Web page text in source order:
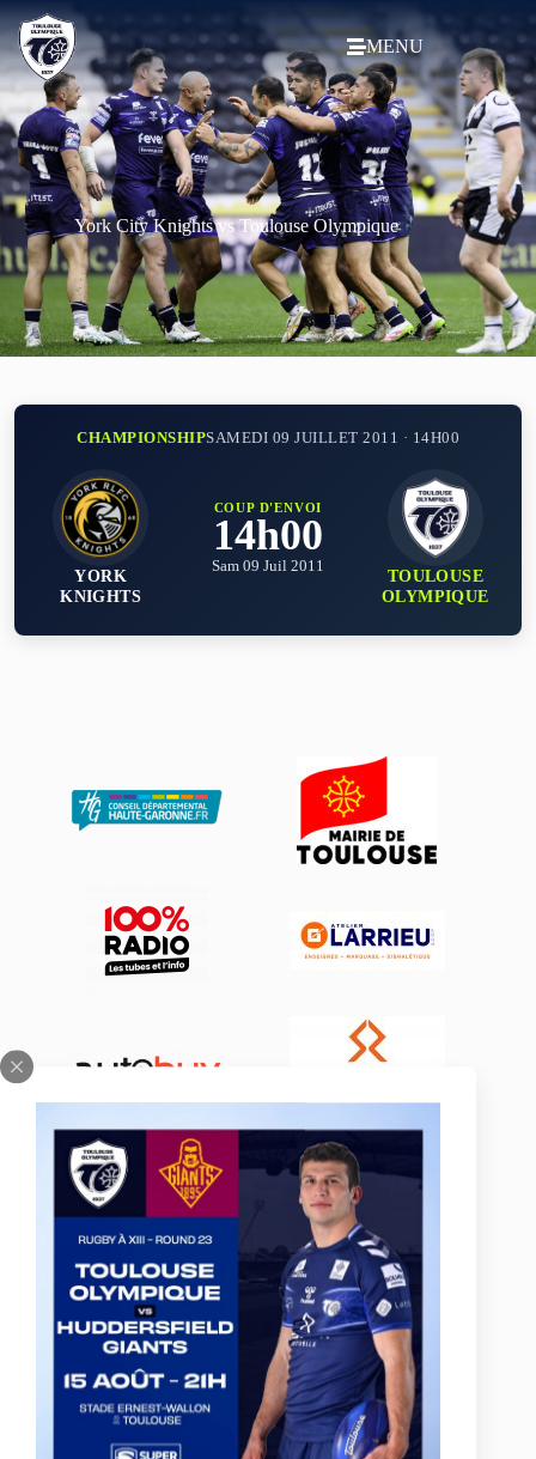
MENU
York City Knights vs Toulouse Olympique
CHAMPIONSHIPSAMEDI 09 JUILLET 2011 · 14H00
YORK
KNIGHTS
COUP D'ENVOI
14h00
Sam 09 Juil 2011
TOULOUSE
OLYMPIQUE